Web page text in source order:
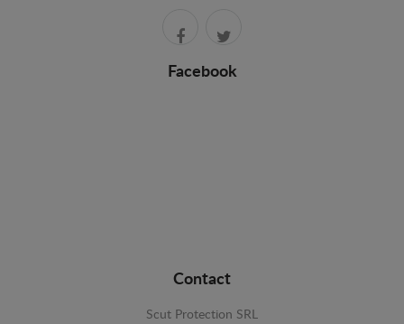
Facebook
Contact
Scut Protection SRL